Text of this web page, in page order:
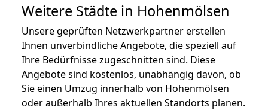
Weitere Städte in Hohenmölsen
Unsere geprüften Netzwerkpartner erstellen
Ihnen unverbindliche Angebote, die speziell auf
Ihre Bedürfnisse zugeschnitten sind. Diese
Angebote sind kostenlos, unabhängig davon, ob
Sie einen Umzug innerhalb von Hohenmölsen
oder außerhalb Ihres aktuellen Standorts planen.